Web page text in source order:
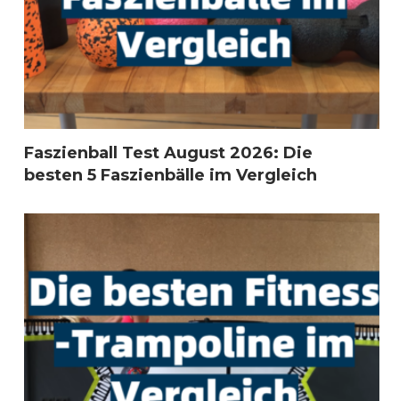
Faszienball Test August 2026: Die
besten 5 Faszienbälle im Vergleich